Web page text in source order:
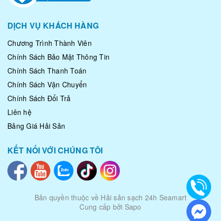
Tiện ích khi mua bạch tuộc đại dương
Bạch tuộc đã được làm sạch sẵn, khách mua về rã đông
là có thể sử dụng.
Tặng nước chấm hải sản siêu ngon.
Đóng gói hút chân không, khách có thể dễ dàng bảo
quản hoặc mang đi xa.
Nước chấm hải sản do đầu bếp chế biến
DỊCH VỤ KHÁCH HÀNG
Chương Trình Thành Viên
Chính Sách Bảo Mật Thông Tin
Chính Sách Thanh Toán
Chính Sách Vận Chuyển
Chính Sách Đổi Trả
Liên hệ
Bảng Giá Hải Sản
KẾT NỐI VỚI CHÚNG TÔI
Bản quyền thuộc về Hải sản sạch 24h Seamart
|
Cung cấp bởi Sapo